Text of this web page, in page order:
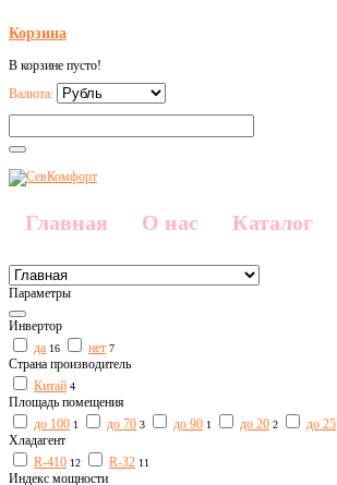
Корзина
В корзине пусто!
Валюта:
Главная О нас Каталог
Параметры
Инвертор
да 16 нет 7
Страна производитель
Китай 4
Площадь помещения
до 100 1 до 70 3 до 90 1 до 20 2 до 25
Хладагент
R-410 12 R-32 11
Индекс мощности